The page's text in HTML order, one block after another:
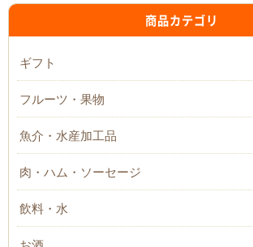
商品カテゴリ
ギフト
フルーツ・果物
魚介・水産加工品
肉・ハム・ソーセージ
飲料・水